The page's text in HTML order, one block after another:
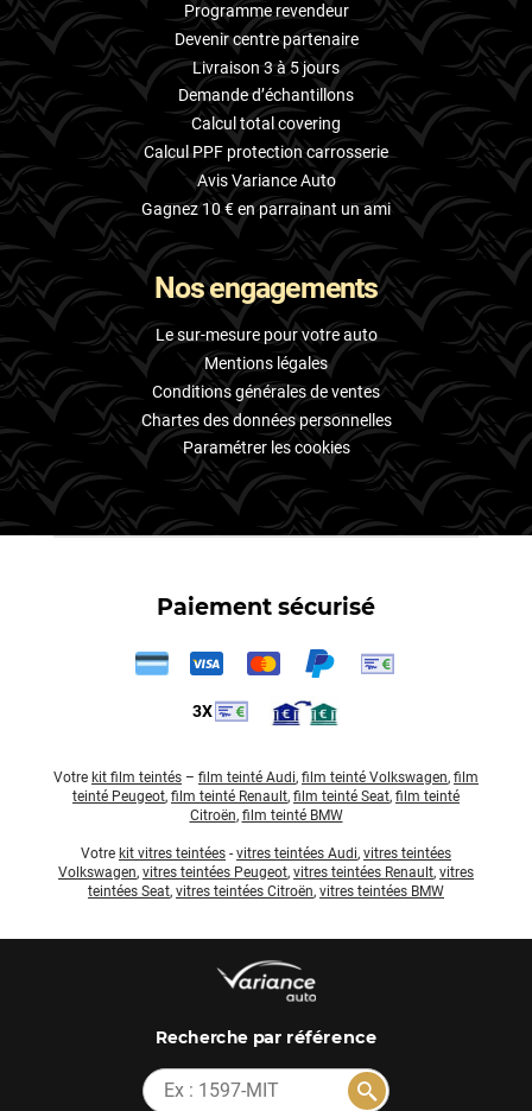
Programme revendeur
Devenir centre partenaire
Livraison 3 à 5 jours
Demande d’échantillons
Calcul total covering
Calcul PPF protection carrosserie
Avis Variance Auto
Gagnez 10 € en parrainant un ami
Nos engagements
Le sur-mesure pour votre auto
Mentions légales
Conditions générales de ventes
Chartes des données personnelles
Paramétrer les cookies
Paiement sécurisé
3X
Votre kit film teintés – film teinté Audi, film teinté Volkswagen, film
teinté Peugeot, film teinté Renault, film teinté Seat, film teinté
Citroën, film teinté BMW
Votre kit vitres teintées - vitres teintées Audi, vitres teintées
Volkswagen, vitres teintées Peugeot, vitres teintées Renault, vitres
teintées Seat, vitres teintées Citroën, vitres teintées BMW
Recherchepar référence